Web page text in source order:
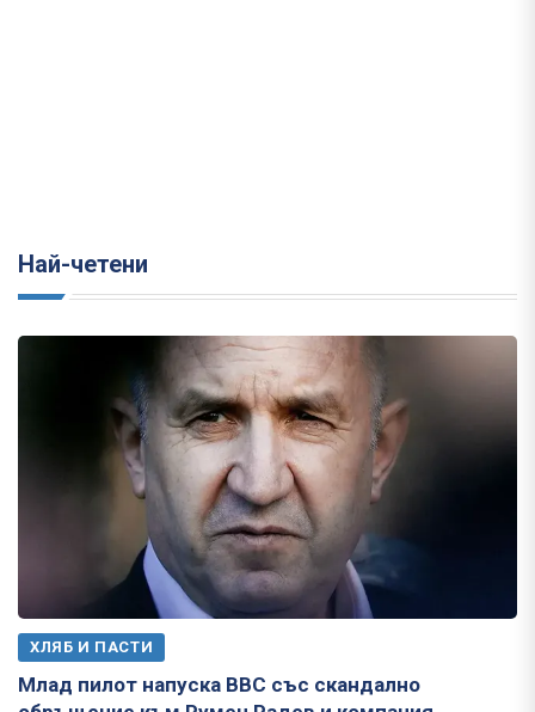
Най-четени
ХЛЯБ И ПАСТИ
Млад пилот напуска ВВС със скандално